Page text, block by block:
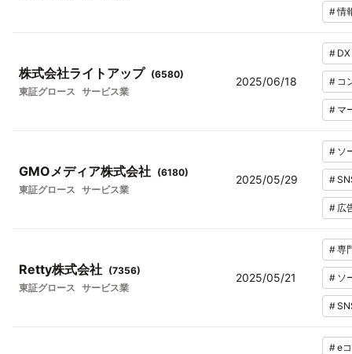
#情
株式会社ライトアップ (6580)
東証グロース サービス業
2025/06/18
# DX
# コ
# マ
GMOメディア株式会社 (6180)
東証グロース サービス業
2025/05/29
# ソ
#
# 広
Retty株式会社 (7356)
東証グロース サービス業
2025/05/21
#専
# ソ
#
#e